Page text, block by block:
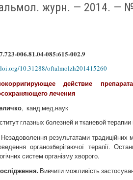
журн. — 2014. —
006.81.04-085:615-002.9
10.31288/oftalmolzh201415260
действие
лечения
, канд.мед.наук
глазных болезней и тканевой
Незадоволення результатами
органозберігаючої терапії.
систем організму хворого.
Вивчити можливість